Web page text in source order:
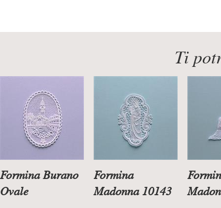
Ti
Formina Burano
Ovale
Formina
Madonna 10143